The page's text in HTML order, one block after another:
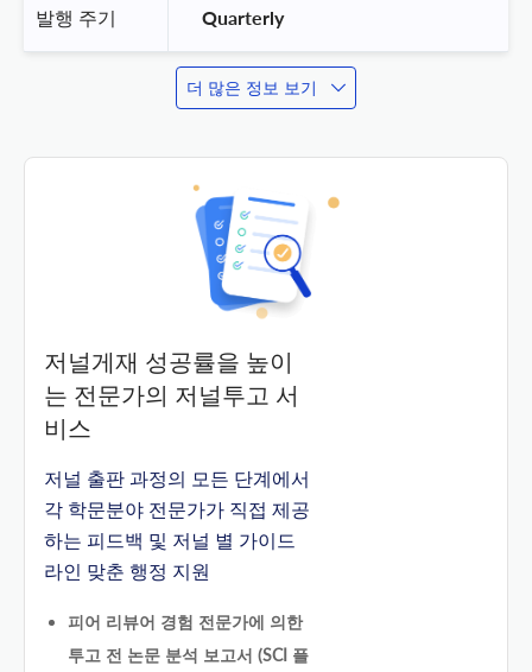
발행 주기 Quarterly
더 많은 정보 보기
저널게재 성공률을 높이
는 전문가의 저널투고 서
비스
저널 출판 과정의 모든 단계에서
각 학문분야 전문가가 직접 제공
하는 피드백 및 저널 별 가이드
라인 맞춘 행정 지원
피어 리뷰어 경험 전문가에 의한
투고 전 논문 분석 보고서 (SCI 플